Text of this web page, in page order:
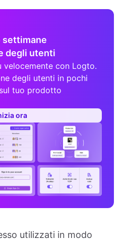
settimane
degli utenti
velocemente con Logto.
degli utenti in pochi
tuo prodotto
ora
utilizzati in modo